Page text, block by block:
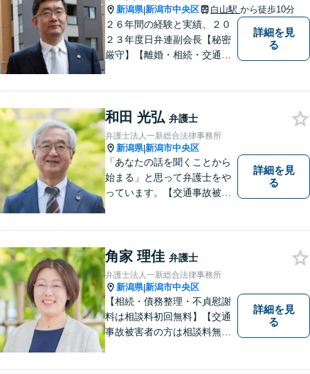
気軽にご相談ください。
新潟県|新潟市中央区 白山駅 から徒歩10分
２６年間の経験と実績、２０
２３年度日弁連副会長【秘密
厳守】【離婚・相続・交通事
詳細を見
る
和田 光弘 弁護士
弁護士法人一新総合法律事務所
新潟県|新潟市中央区
「あなたの話を聞くことから
始まる」と思って弁護士をや
っています。【交通事故被害
災・不貞慰謝料は相談料初回
無料】【顧問先企業300社以
上】
詳細を見
る
角家 理佳 弁護士
弁護士法人一新総合法律事務所
新潟県|新潟市中央区
【相続・債務整理・不貞慰謝
料は相談料初回無料】【交通
事故被害者の方は相談料無料
詳細を見
る